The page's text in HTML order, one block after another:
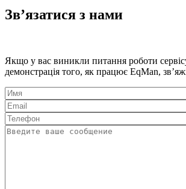
Зв’язатися з нами
Якщо у вас виникли питання роботи
демонстрація того, як працює EqMan,